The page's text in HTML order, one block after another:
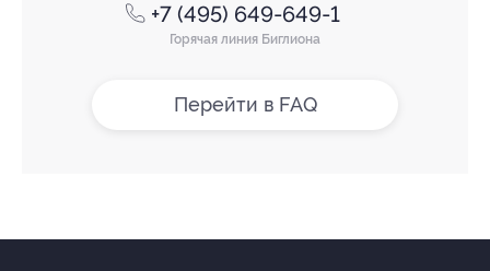
+7 (495) 649-649-1
Горячая линия Биглиона
Перейти в FAQ